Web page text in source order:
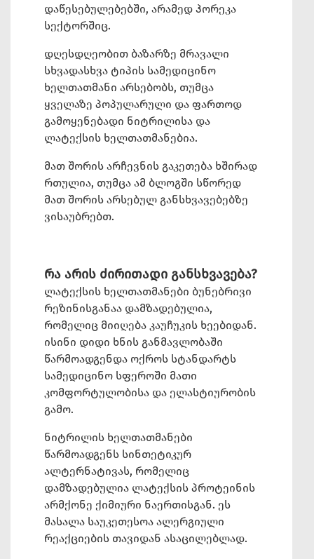
დაწესებულებებში, არამედ ჰორეკა
სექტორშიც.
დღესდღეობით ბაზარზე მრავალი
სხვადასხვა ტიპის სამედიცინო
ხელთათმანი არსებობს, თუმცა
ყველაზე პოპულარული და ფართოდ
გამოყენებადი ნიტრილისა და
ლატექსის ხელთათმანებია.
მათ შორის არჩევნის გაკეთება ხშირად
რთულია, თუმცა ამ ბლოგში სწორედ
მათ შორის არსებულ განსხვავებებზე
რა არის ძირითადი განსხვავება?
ლატექსის ხელთათმანები ბუნებრივი
რეზინისგანაა დამზადებულია,
რომელიც მიიღება კაუჩუკის ხეებიდან.
ისინი დიდი ხნის განმავლობაში
წარმოადგენდა ოქროს სტანდარტს
სამედიცინო სფეროში მათი
კომფორტულობისა და ელასტიურობის
გამო.
ნიტრილის ხელთათმანები
წარმოადგენს სინთეტიკურ
ალტერნატივას, რომელიც
დამზადებულია ლატექსის პროტეინის
არმქონე ქიმიური ნაერთისგან. ეს
მასალა საუკეთესოა ალერგიული
რეაქციების თავიდან ასაცილებლად.